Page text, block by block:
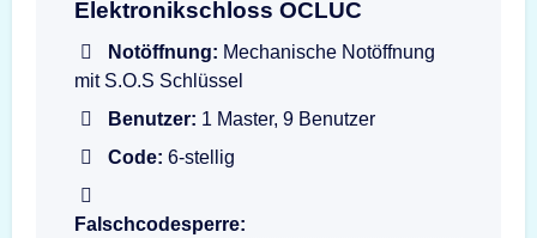
Elektronikschloss OCLUC
Notöffnung: Mechanische Notöffnung
mit S.O.S Schlüssel
Benutzer: 1 Master, 9 Benutzer
Code: 6-stellig
Falschcodesperre: